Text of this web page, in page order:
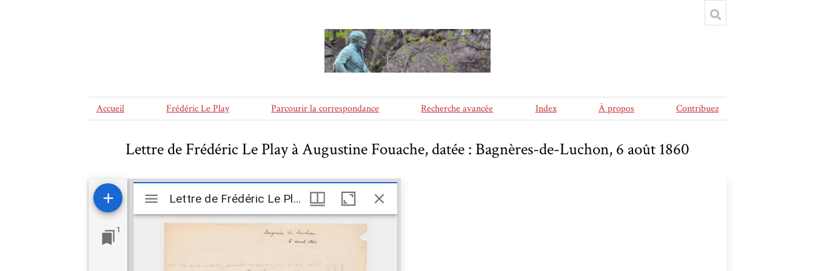
Accueil Frédéric Le Play Parcourir la correspondance Recherche avancée Index À propos Contribuez
Lettre de Frédéric Le Play à Augustine Fouache, datée : Bagnères-de-Luchon, 6 août 1860
1
Mirador
viewer
Lettre de Frédéric Le Play à Augustine Fouache, datée : Bagnères-de-Luchon, 6 août 1860